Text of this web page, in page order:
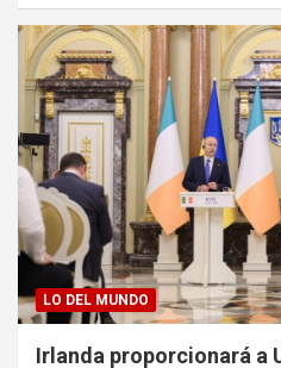
LO DEL MUNDO
Irlanda proporcionará a